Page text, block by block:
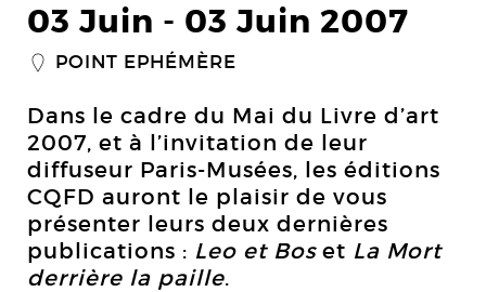
03 Juin - 03 Juin 2007
_ POINT EPHÉMÈRE
Dans le cadre du Mai du Livre d’art
2007, et à l’invitation de leur
diffuseur Paris-Musées, les éditions
CQFD auront le plaisir de vous
présenter leurs deux dernières
publications : Leo et Boset La Mort
derrière la paille.